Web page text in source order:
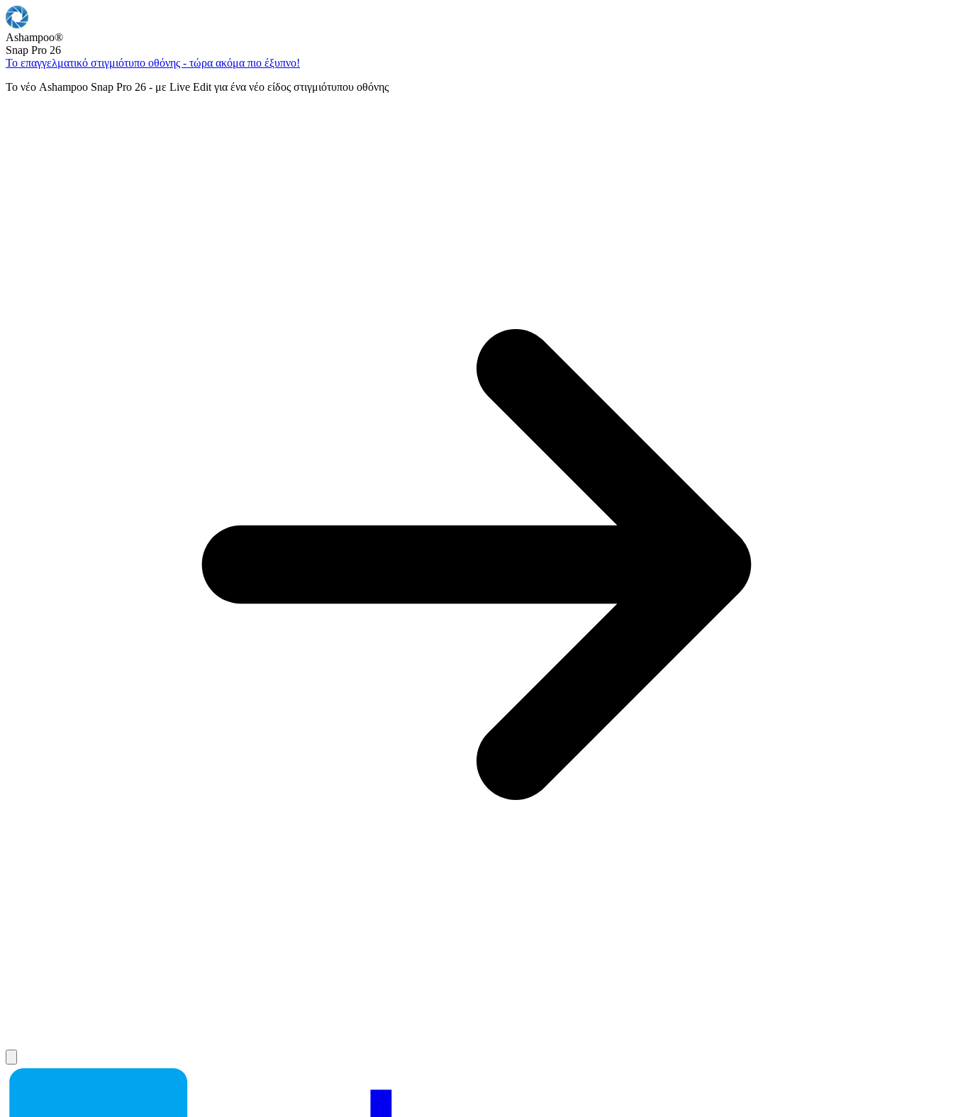
Ashampoo®
Snap Pro 26
Το επαγγελματικό στιγμιότυπο οθόνης - τώρα ακόμα πιο έξυπνο!
Το νέο Ashampoo Snap Pro 26 - με Live Edit για ένα νέο είδος στιγμιότυπου οθόνης